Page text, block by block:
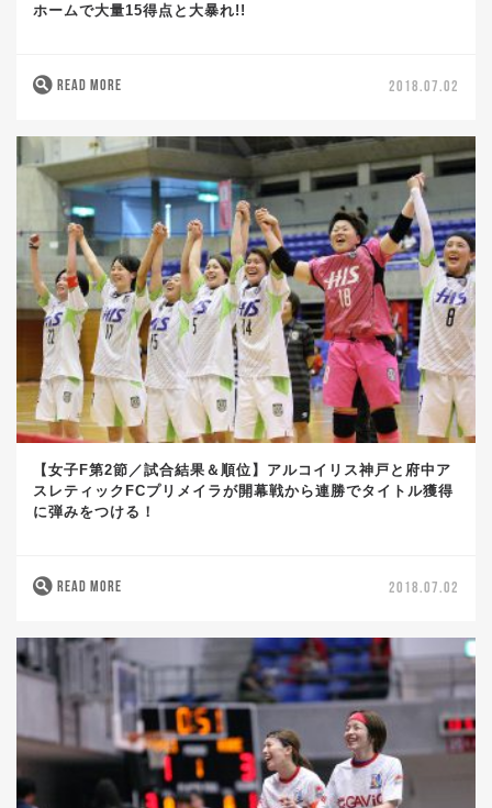
ホームで大量15得点と大暴れ!!
READ MORE 2018.07.02
【女子F第2節／試合結果＆順位】アルコイリス神戸と府中ア
スレティックFCプリメイラが開幕戦から連勝でタイトル獲得
に弾みをつける！
READ MORE 2018.07.02